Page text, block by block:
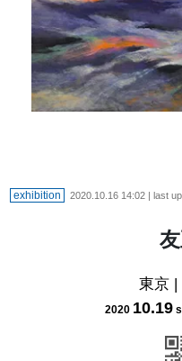
exhibition 2020.10.16 14:02| last
東京|
2020 10.19